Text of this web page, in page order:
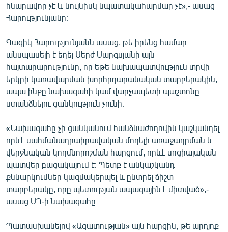
հնարավոր չէ և նույնիսկ նպատակահարմար չէ»,- ասաց
Հարությունյանը։
Գագիկ Հարությունյանն ասաց, թե իրենց համար
անսպասելի է եղել Սերժ Սարգսյանի այն
հայտարարությունը, որ եթե նախապատվություն տրվի
երկրի կառավարման խորհրդարանական տարբերակին,
ապա ինքը նախագահի կամ վարչապետի պաշտոնը
ստանձնելու ցանկություն չունի։
«Նախագահը չի ցանկանում հանձնաժողովին կաշկանդել
որևէ սահմանադրաիրավական մոդելի առաջադրման և
վերջնական կողմնորոշման հարցում, որևէ սոցիալական
պատվեր բացակայում է։ Պետք է անկաշկանդ
քննարկումներ կազմակերպել և ընտրել ճիշտ
տարբերակը, որը պետության ապագային է միտված»,-
ասաց ՍԴ-ի նախագահը։
Պատասխանելով «Ազատության» այն հարցին, թե արդյոք